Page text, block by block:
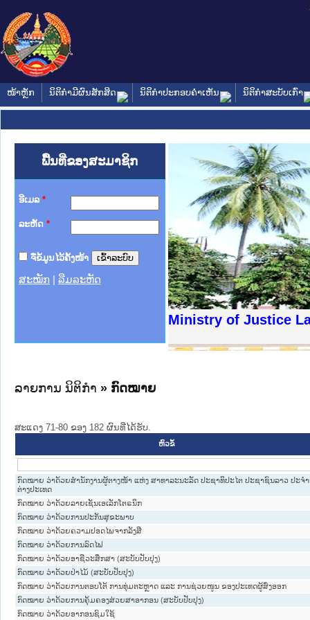
ໜ້າຫຼັກ ນິຕິກໍາມີຜົນສັກສິດ ນິຕິກໍາປະກອບຄໍາເຫັນ ນິຕິກໍາສະບັບເກົ່າ
ພື້ນທີ່ຂອງສະມາຊິກ
ອີເມລ *
ລະຫັດ *
ຈື່ຂໍ້ມູນໄວ້ຄັ້ງໜ້າ
ສະໝັກ ລືມລະຫັດ
Ministry of Justice
າຊົນ ພາກເໜືອ
ການ
ກາງ
ໃຕ້
ຕຳຫຼວດປະຊາຊົນ
ສັນຕິບານປະຊາຊົນ
ກເໜືອ
າຊົນ ພາກກາງ
ລາຍການ ນິຕິກໍາ » ກົດໝາຍ
ສະແດງ 71-80 ຂອງ 182 ຜົນທີ່ໄດ້ຮັບ.
ຫົວຂໍ້
ກົດໝາຍ ວ່າດ້ວຍສຳນັກງານຜູ້ຕາງໜ້າ ແຫ່ງ ສາທາລະນະລັດ ປະຊາທິປະໄຕ ປະຊາຊົນລາວ ປະຈ
ຕ່າງປະເທດ
ກົດໝາຍ ວ່າດ້ວຍລາຍເຊັນເອເລັກໂຕຣນິກ
ກົດໝາຍ ວ່າດ້ວຍການປະກັນສຸຂະພາບ
ກົດໝາຍ ວ່າດ້ວຍຄວາມປອດໄພຈາກລັງສີ
ກົດໝາຍ ວ່າດ້ວຍການລົດໄຟ
ກົດໝາຍ ວ່າດ້ວຍອາຊີວະສຶກສາ (ສະບັບປັບປຸງ)
ກົດໝາຍ ວ່າດ້ວຍປ່າໄມ້ (ສະບັບປັບປຸງ)
ກົດໝາຍ ວ່າດ້ວຍການຕອບໂຕ້ ການທຸ່ມຕະຫຼາດ ແລະ ການຊ່ວຍໜູນ ຂອງປະເທດຜູ້ສົ່ງອອກ
ກົດໝາຍ ວ່າດ້ວຍການຄຸ້ມຄອງສ່ວຍສາອາກອນ (ສະບັບປັບປຸງ)
ກົດໝາຍ ວ່າດ້ວຍອາກອນຊົມໃຊ້